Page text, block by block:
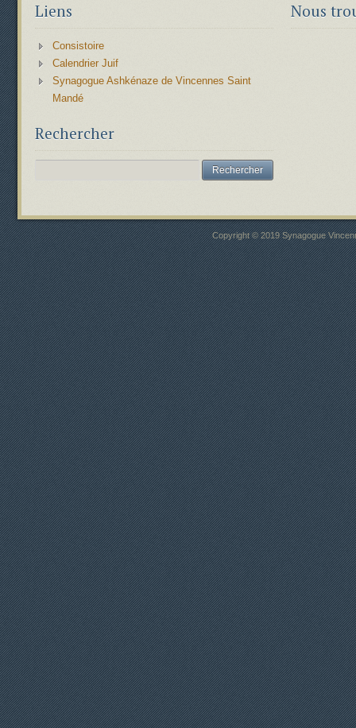
Liens
Consistoire
Calendrier Juif
Synagogue Ashkénaze de Vincennes Saint
Mandé
Rechercher
Nous
Copyright © 2019 Synagogue